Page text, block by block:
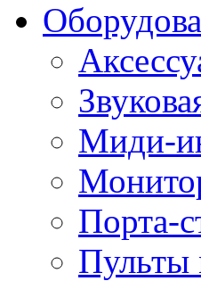
Миди-
Порта-
Пульты